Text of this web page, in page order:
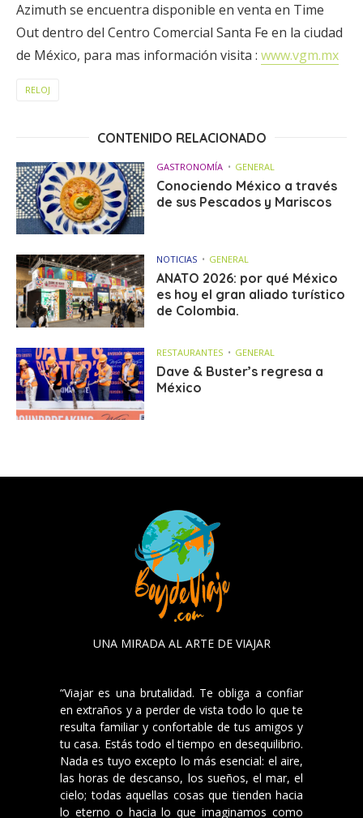
Azimuth se encuentra disponible en venta en Time
Out dentro del Centro Comercial Santa Fe en la ciudad
de México, para mas información visita : www.vgm.mx
RELOJ
CONTENIDO RELACIONADO
GASTRONOMÍA GENERAL
Conociendo México a través
de sus Pescados y Mariscos
NOTICIAS GENERAL
ANATO 2026: por qué México
es hoy el gran aliado turístico
de Colombia.
RESTAURANTES GENERAL
Dave & Buster’s regresa a
México
UNA MIRADA AL ARTE DE VIAJAR
“Viajar es una brutalidad. Te obliga a confiar
en extraños y a perder de vista todo lo que te
resulta familiar y confortable de tus amigos y
tu casa. Estás todo el tiempo en desequilibrio.
Nada es tuyo excepto lo más esencial: el aire,
las horas de descanso, los sueños, el mar, el
cielo; todas aquellas cosas que tienden hacia
lo eterno o hacia lo que imaginamos como